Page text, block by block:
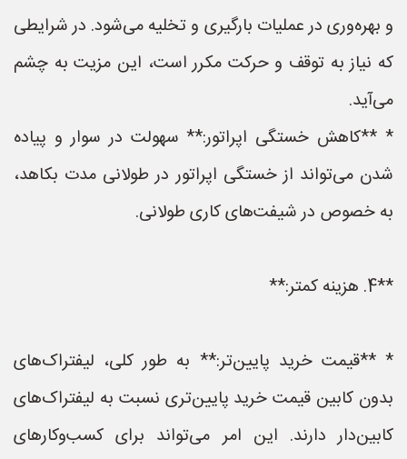
و بهره‌وری در عملیات بارگیری و تخلیه می‌شود. در شرایطی
که نیاز به توقف و حرکت مکرر است، این مزیت به چشم
می‌آید.
* **کاهش خستگی اپراتور:** سهولت در سوار و پیاده
شدن می‌تواند از خستگی اپراتور در طولانی مدت بکاهد،
به خصوص در شیفت‌های کاری طولانی.
**4. هزینه کمتر:**
* **قیمت خرید پایین‌تر:** به طور کلی، لیفتراک‌های
بدون کابین قیمت خرید پایین‌تری نسبت به لیفتراک‌های
کابین‌دار دارند. این امر می‌تواند برای کسب‌وکارهای